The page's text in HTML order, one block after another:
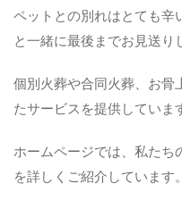
ペットとの別れはとても辛
と一緒に最後までお見送り
個別火葬や合同火葬、お骨
たサービスを提供していま
ホームページでは、私たち
を詳しくご紹介しています。